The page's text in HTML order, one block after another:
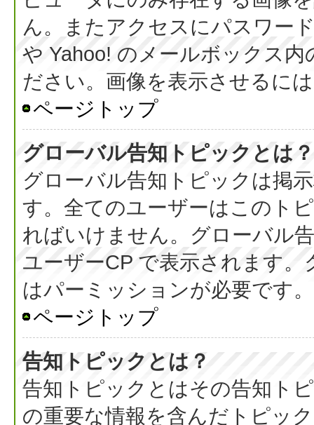
ん。またアクセスにパスワー
や Yahoo! のメールボックス
ださい。画像を表示させるに
ページトップ
グローバル告知トピックとは？
グローバル告知トピックは掲
す。全てのユーザーはこのト
ればいけません。グローバル
ユーザーCP で表示されます
はパーミッションが必要です。
ページトップ
告知トピックとは？
告知トピックとはその告知ト
の重要な情報を含んだトピッ